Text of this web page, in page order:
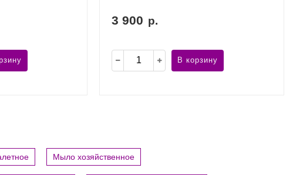
3 900 р.
В корзину
Мыло хозяйственное